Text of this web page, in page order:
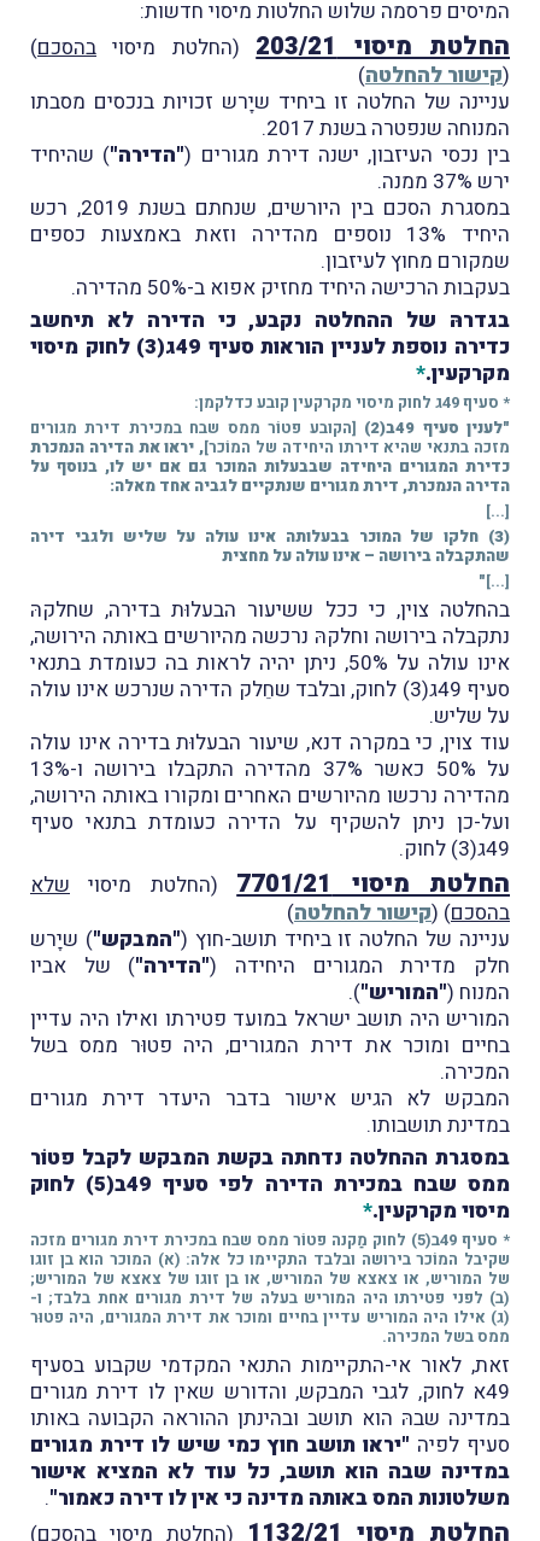
המיסים פרסמה שלוש החלטות מיסוי חדשות:
החלטת מיסוי 203/21 (החלטת מיסוי בהסכם)
(קישור להחלטה)
עניינה של החלטה זו ביחיד שיָרש זכויות בנכסים מסבתו
המנוחה שנפטרה בשנת 2017.
בין נכסי העיזבון, ישנה דירת מגורים ("הדירה") שהיחיד
ירש 37% ממנה.
במסגרת הסכם בין היורשים, שנחתם בשנת 2019, רכש
היחיד 13% נוספים מהדירה וזאת באמצעות כספים
שמקורם מחוץ לעיזבון.
בעקבות הרכישה היחיד מחזיק אפוא ב-50% מהדירה.
בגדרהּ של ההחלטה נקבע, כי הדירה לא תיחשב
כדירה נוספת לעניין הוראות סעיף 49ג(3) לחוק מיסוי
מקרקעין.*
* סעיף 49ג לחוק מיסוי מקרקעין קובע כדלקמן:
"לענין סעיף 49ב(2)
[הקובע פטוֹר ממס שבח במכירת דירת מגורים
מזכה בתנאי שהיא דירתו היחידה של המוֹכר], יראו את הדירה הנמכרת
כדירת המגורים היחידה שבבעלות המוכר גם אם יש לו, בנוסף על
הדירה הנמכרת, דירת מגורים שנתקיים לגביה אחד מאלה:
[...]
(3) חלקו של המוכר בבעלותה אינו עולה על שליש ולגבי דירה
שהתקבלה בירושה – אינו עולה על מחצית
[...]
"
בהחלטה צוין, כי ככל ששיעור הבעלוּת בדירה, שחלקהּ
נתקבלה בירושה וחלקהּ נרכשה מהיורשים באותה הירושה,
אינו עולה על 50%, ניתן יהיה לראות בה כעומדת בתנאי
סעיף 49ג(3) לחוק, ובלבד שחֵלק הדירה שנרכש אינו עולה
על שליש.
עוד צוין, כי במקרה דנא, שיעור הבעלוּת בדירה אינו עולה
על 50% כאשר 37% מהדירה התקבלו בירושה ו-13%
מהדירה נרכשו מהיורשים האחרים ומקורו באותה הירושה,
ועל-כן ניתן להשקיף על הדירה כעומדת בתנאי סעיף
49ג(3) לחוק.
החלטת מיסוי 7701/21 (החלטת מיסוי שלא
בהסכם) (קישור להחלטה)
עניינה של החלטה זו ביחיד תושב-חוץ ("המבקש") שיָרש
חלק מדירת המגורים היחידה ("הדירה") של אביו
המנוח ("המוריש").
המוריש היה תושב ישראל במועד פטירתו ואילו היה עדיין
בחיים ומוכר את דירת המגורים, היה פטוּר ממס בשל
המכירה.
המבקש לא הגיש אישור בדבר היעדר דירת מגורים
במדינת תושבותו.
במסגרת ההחלטה נדחתה בקשת המבקש לקבל פטוֹר
ממס שבח במכירת הדירה לפי סעיף 49ב(5) לחוק
מיסוי מקרקעין.*
* סעיף 49ב(5) לחוק מַקנה פטוֹר ממס שבח במכירת דירת מגורים מזכה
שקיבל המוֹכר בירושה ובלבד התקיימו כל אלה: (א) המוכר הוא בן זוגו
של המוריש, או צאצא של המוריש, או בן זוגו של צאצא של המוריש;
(ב) לפני פטירתו היה המוריש בעלה של דירת מגורים אחת בלבד; ו-
(ג) אילו היה המוריש עדיין בחיים ומוכר את דירת המגורים, היה פטוּר
ממס בשל המכירה.
זאת, לאור אי-התקיימות התנאי המקדמי שקבוע בסעיף
49א לחוק, לגבי המבקש, והדורש שאין לו דירת מגורים
במדינה שבהּ הוא תושב ובהינתן ההוראה הקבועה באותו
סעיף לפיה "יראו תושב חוץ כמי שיש לו דירת מגורים
במדינה שבה הוא תושב, כל עוד לא המציא אישור
משלטונות המס באותה מדינה כי אין לו דירה כאמור".
החלטת מיסוי 1132/21 (החלטת מיסוי בהסכם)